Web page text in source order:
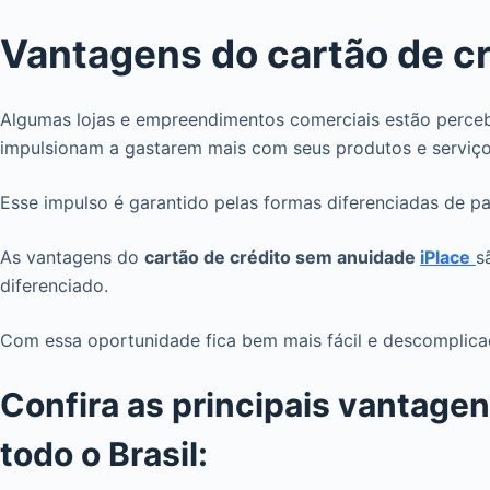
Vantagens do cartão de
Algumas lojas e empreendimentos comerciais estão
impulsionam a gastarem mais com seus produtos e
Esse impulso é garantido pelas formas diferenciadas de
As vantagens do cartão de crédito sem anuidade iPlace
diferenciado.
Com essa oportunidade fica bem mais fácil e
Confira as principais
todo o Brasil: